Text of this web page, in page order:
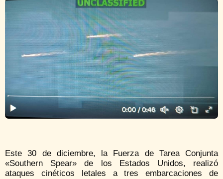
Este 30 de diciembre, la Fuerza de Tarea Conjunta
«Southern Spear» de los Estados Unidos, realizó
ataques cinéticos letales a tres embarcaciones de